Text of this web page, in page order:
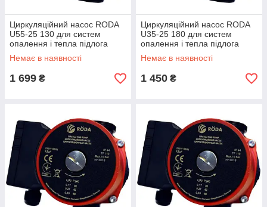
Циркуляційний насос RODA
U55-25 130 для систем
опалення і тепла підлога
Немає в наявності
1 699 ₴
Циркуляційний насос RODA
U35-25 180 для систем
опалення і тепла підлога
Немає в наявності
1 450 ₴